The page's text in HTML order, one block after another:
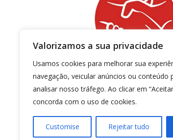
Valorizamos a sua privacidade
Usamos cookies para melhorar sua
navegação, veicular anúncios ou conteúdo
analisar nosso tráfego. Ao clicar em
concorda com o uso de cookies.
Customise Rejeitar tudo
Negócio
Fechado
Comércios de
Informática